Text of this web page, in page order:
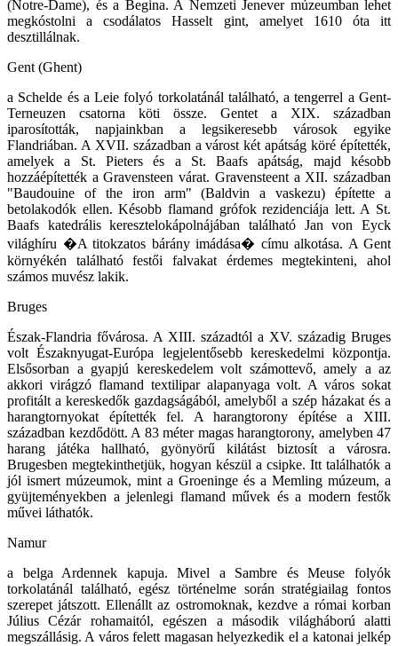
(Notre-Dame), és a Begina. A Nemzeti Jenever múzeumban lehet
megkóstolni a csodálatos Hasselt gint, amelyet 1610 óta itt
desztillálnak.
Gent (Ghent)
a Schelde és a Leie folyó torkolatánál található, a tengerrel a Gent-
Terneuzen csatorna köti össze. Gentet a XIX. században
iparosították, napjainkban a legsikeresebb városok egyike
Flandriában. A XVII. században a várost két apátság köré építették,
amelyek a St. Pieters és a St. Baafs apátság, majd késobb
hozzáépítették a Gravensteen várat. Gravensteent a XII. században
"Baudouine of the iron arm" (Baldvin a vaskezu) építette a
betolakodók ellen. Késobb flamand grófok rezidenciája lett. A St.
Baafs katedrális keresztelokápolnájában található Jan von Eyck
világhíru �A titokzatos bárány imádása� címu alkotása. A Gent
környékén található festői falvakat érdemes megtekinteni, ahol
számos muvész lakik.
Bruges
Észak-Flandria fővárosa. A XIII. századtól a XV. századig Bruges
volt Északnyugat-Európa legjelentősebb kereskedelmi központja.
Elsősorban a gyapjú kereskedelem volt számottevő, amely a az
akkori virágzó flamand textilipar alapanyaga volt. A város sokat
profitált a kereskedők gazdagságából, amelyből a szép házakat és a
harangtornyokat építették fel. A harangtorony építése a XIII.
században kezdődött. A 83 méter magas harangtorony, amelyben 47
harang játéka hallható, gyönyörű kilátást biztosít a városra.
Brugesben megtekinthetjük, hogyan készül a csipke. Itt találhatók a
jól ismert múzeumok, mint a Groeninge és a Memling múzeum, a
gyüjteményekben a jelenlegi flamand művek és a modern festők
művei láthatók.
Namur
a belga Ardennek kapuja. Mivel a Sambre és Meuse folyók
torkolatánál található, egész történelme során stratégiailag fontos
szerepet játszott. Ellenállt az ostromoknak, kezdve a római korban
Július Cézár rohamaitól, egészen a második világháború alatti
megszállásig. A város felett magasan helyezkedik el a katonai jelkép